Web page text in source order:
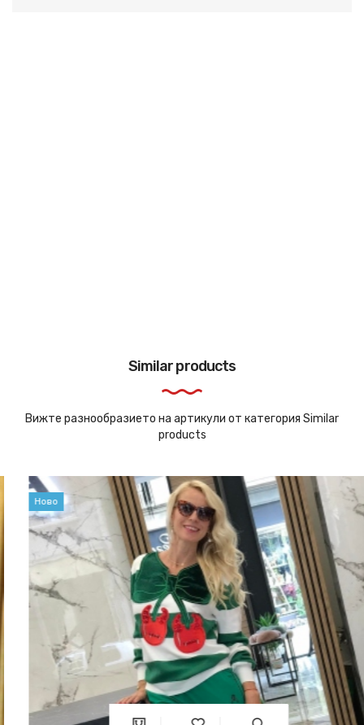
Similar products
Вижте разнообразието на артикули от категория Similar
products
Ново